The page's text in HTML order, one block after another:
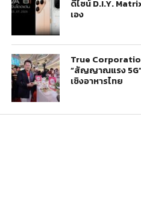
ดีไซน์ D.I.Y.
เอง
True
“สัญญาณแรง
เชิงอาหารไทย